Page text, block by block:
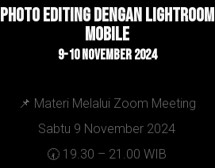
Photo editing dengan Lightroom
Mobile
9-10 NOVEMBER 2024
📌 Materi Melalui Zoom Meeting
Sabtu 9 November 2024
🕢 19.30 – 21.00 WIB